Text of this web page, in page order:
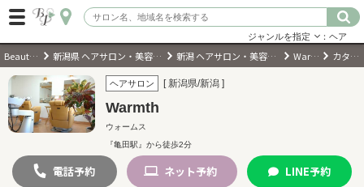
ログイン
会員登録 （無料）
キーワード検索
ジャンルを指定 ：ヘア
BeautyPark 新潟県 ヘアサロン・美容室・美容院 新潟 ヘアサロン・美容室・美容院 Warmth カタログ
ヘアサロン [ 新潟県/新潟 ]
Warmth
ウォームス
『亀田駅』から徒歩2分
電話予約 ネット予約 LINE予約